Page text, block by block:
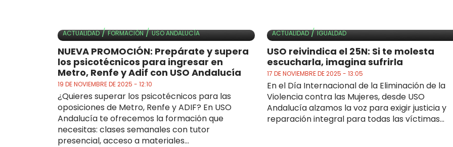
ACTUALIDAD/FORMACIÓN/USO ANDALUCÍA
NUEVA PROMOCIÓN: Prepárate y supera
los psicotécnicos para ingresar en
Metro, Renfe y Adif con USO Andalucía
19 DE NOVIEMBRE DE 2025 - 12:10
¿Quieres superar los psicotécnicos para las
oposiciones de Metro, Renfe y ADIF? En USO
Andalucía te ofrecemos la formación que
necesitas: clases semanales con tutor
presencial, acceso a materiales...
ACTUALIDAD/IGUALDAD
USO reivindica el 25N: Si te molesta
escucharla, imagina sufrirla
17 DE NOVIEMBRE DE 2025 - 13:05
En el Día Internacional de la Eliminación de la
Violencia contra las Mujeres, desde USO
Andalucía alzamos la voz para exigir justicia y
reparación integral para todas las víctimas...